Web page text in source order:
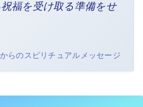
福を受け取る準備をせ
らのスピリチュアルメッセージ